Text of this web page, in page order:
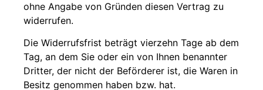
ohne Angabe von Gründen diesen Vertrag zu
widerrufen.
Die Widerrufsfrist beträgt vierzehn Tage ab dem
Tag, an dem Sie oder ein von Ihnen benannter
Dritter, der nicht der Beförderer ist, die Waren in
Besitz genommen haben bzw. hat.